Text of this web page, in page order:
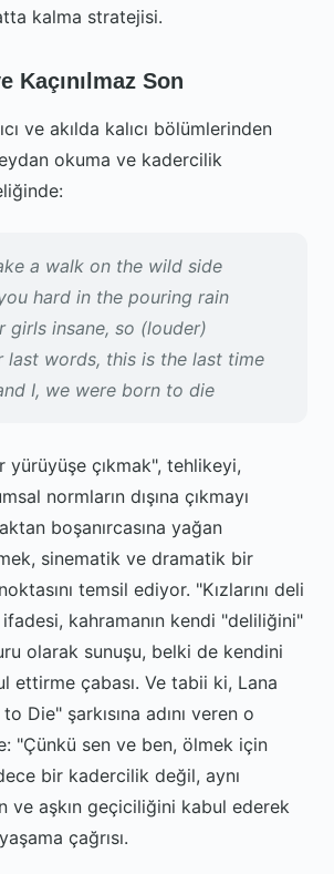
kalma stratejisi.
Kaçınılmaz Son
ve akılda kalıcı bölümlerinden
okuma ve kadercilik
a walk on the wild side
hard in the pouring rain
girls insane, so (louder)
last words, this is the last time
I, we were born to die
yürüyüşe çıkmak", tehlikeyi,
normların dışına çıkmayı
boşanırcasına yağan
sinematik ve dramatik bir
temsil ediyor. "Kızlarını deli
kahramanın kendi "deliliğini"
olarak sunuşu, belki de kendini
ettirme çabası. Ve tabii ki, Lana
Die" şarkısına adını veren o
"Çünkü sen ve ben, ölmek için
bir kadercilik değil, aynı
ve aşkın geçiciliğini kabul ederek
çağrısı.